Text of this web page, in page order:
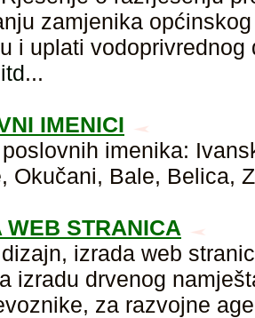
zamjenika
i uplati
itd...
IMENICI
imenika:
Okučani, Bale, Belica,
WEB STRANICA
izrada web
izradu drvenog
za razvojne